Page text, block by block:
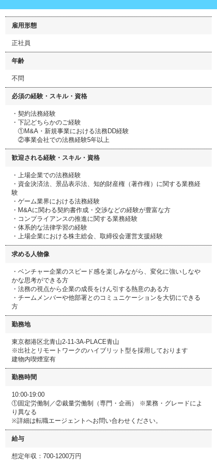
雇用形態
正社員
年齢
不問
必須の経験・スキル・資格
・契約法務経験
・下記どちらかのご経験
①M&A・新規事業における法務DD経験
②事業会社での法務経験5年以上
歓迎される経験・スキル・資格
・上場企業での法務経験
・資金決済法、景品表示法、知的財産権（著作権）に関する業務経
験
・ゲーム業界における法務経験
・M&Aに関わる契約書作成・交渉などの経験が豊富な方
・コンプライアンスの推進に関する業務経験
・体系的な法律学習の経験
・上場企業における株主総会、取締役会運営支援経験
求める人物像
・ベンチャー企業のスピード感を楽しみながら、変化に強いしなや
かな思考ができる方
・法務の視点から企業の成長をけん引する熱意のある方
・チームメンバーや他部署とのコミュニケーションを大切にできる
方
勤務地
東京都港区北青山2-11-3A-PLACE青山
※出社とリモートワークのハイブリット型を採用しております
建物内喫煙室有
勤務時間
10:00-19:00
①固定労働制／②裁量労働制（専門・企画） ※業務・グレードによ
り異なる
※詳細は転職エージェントへお問い合わせください。
給与
想定年収：700-1200万円